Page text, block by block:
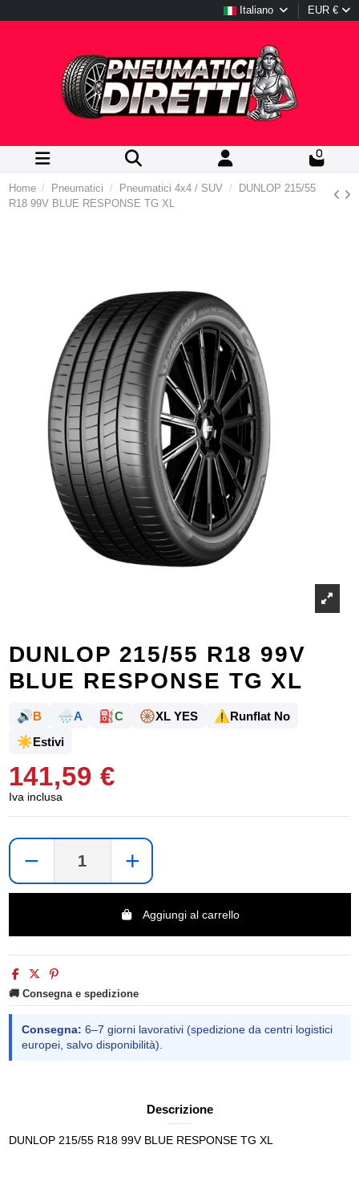
Italiano EUR €
0
Home Pneumatici Pneumatici 4x4 / SUV
DUNLOP 215/55
R18 99V BLUE RESPONSE TG XL
DUNLOP 215/55 R18 99V
BLUE RESPONSE TG XL
🔊B 🌧️A ⛽C 🛞XL YES ⚠️Runflat No
☀️Estivi
141,59 €
Iva inclusa
− +
Aggiungi al carrello
🚚 Consegna e spedizione
Consegna: 6–7 giorni lavorativi (spedizione da centri logistici
europei, salvo disponibilità).
Descrizione
DUNLOP 215/55 R18 99V BLUE RESPONSE TG XL